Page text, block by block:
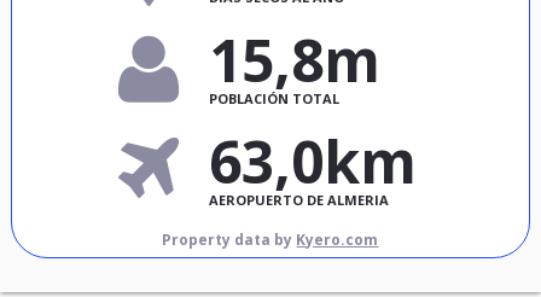
15,8m
POBLACIÓN TOTAL
63,0km
AEROPUERTO DE ALMERIA
Property data by Kyero.com